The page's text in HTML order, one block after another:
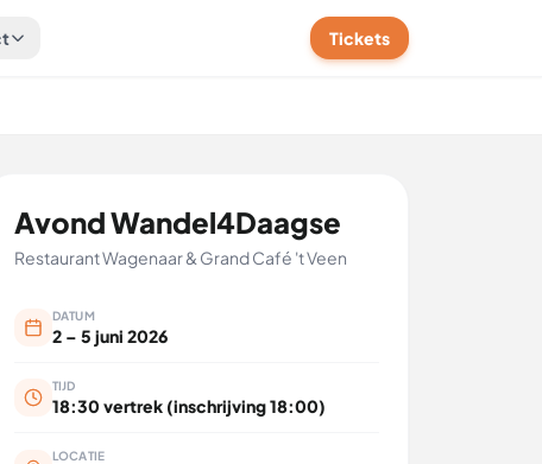
Tickets
Avond Wandel4Daagse
Restaurant Wagenaar & Grand Café 't Veen
DATUM
2 – 5 juni 2026
TIJD
18:30 vertrek (inschrijving 18:00)
LOCATIE